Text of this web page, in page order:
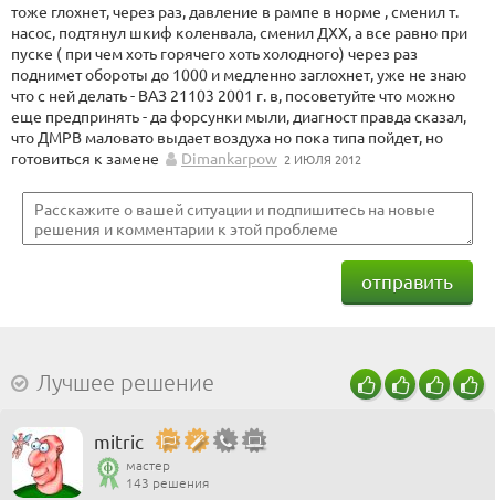
тоже глохнет, через раз, давление в рампе в норме , сменил т.
насос, подтянул шкиф коленвала, сменил ДХХ, а все равно при
пуске ( при чем хоть горячего хоть холодного) через раз
поднимет обороты до 1000 и медленно заглохнет, уже не знаю
что с ней делать - ВАЗ 21103 2001 г. в, посоветуйте что можно
еще предпринять - да форсунки мыли, диагност правда сказал,
что ДМРВ маловато выдает воздуха но пока типа пойдет, но
готовиться к замене
Dimankarpow 2 ИЮЛЯ 2012
отправить
Лучшее решение
mitric
мастер
143 решения